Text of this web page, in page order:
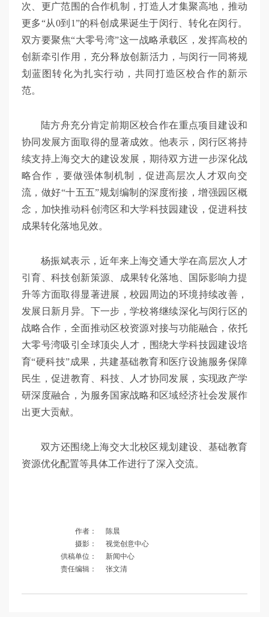
次、更广范围的合作机制，打造人才集聚高地，推动
更多“从0到1”的科创成果诞生于闵行、转化在闵行。
双方要聚焦“大零号湾”这一战略承载区，发挥高校的
创新牵引作用，充分释放创新活力，与闵行一同将规
划蓝图转化为扎实行动，共同打造区校合作的新示
范。
陆方舟充分肯定前期区校合作在重点项目建设和
协同发展方面取得的显著成效。他表示，闵行区将持
续支持上海交大的建设发展，期待双方进一步深化战
略合作，要做强体制机制，促进高层次人才双向交
流，做好“十五五”规划编制的深度衔接，增强园区概
念，加快推动科创湾区和大学科技园建设，促进科技
成果转化落地见效。
杨振斌表示，近年来上海交通大学在高层次人才
引育、科技创新策源、成果转化落地、国际影响力提
升等方面取得显著进展，校园周边的环境持续改善，
发展日新月异。下一步，学校将继续深化与闵行区的
战略合作，全面推动区校资源对接与功能融合，依托
大零号湾吸引全球顶尖人才，围绕大学科技园建设培
育“硬科技”成果，共建基础教育和医疗设施服务保障
民生，促进教育、科技、人才协同发展，实现政产学
研深度融合，为服务国家战略和区域经济社会发展作
出更大贡献。
双方还围绕上海交大北校区规划建设、基础教育
资源优化配置等具体工作进行了深入交流。
作者：
陈晨
摄影：
视觉创意中心
供稿单位：
新闻中心
责任编辑：
张文清